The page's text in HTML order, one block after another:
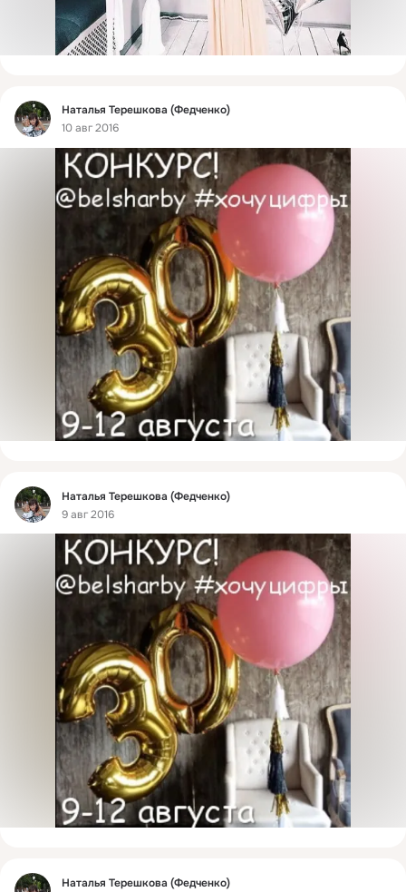
Фид
Наталья Терешкова (Федченко)
10 авг 2016
Фид
Наталья Терешкова (Федченко)
9 авг 2016
Фид
Наталья Терешкова (Федченко)